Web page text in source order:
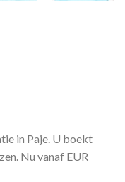
in Paje. U boekt
Nu vanaf EUR